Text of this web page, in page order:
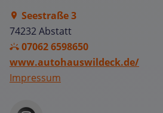
Seestraße 3
74232 Abstatt
07062 6598650
www.autohauswildeck.de/
Impressum